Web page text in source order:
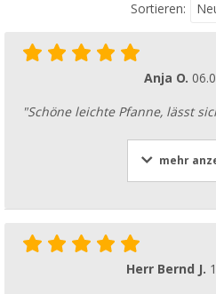
CHF 8,95
Sortieren:
Anja O.
"Schöne leichte Pfanne, lässt
mehr
Herr Bernd J.